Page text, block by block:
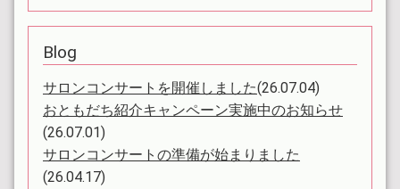
Blog
サロンコンサートを開催しました(26.07.04)
おともだち紹介キャンペーン実施中のお知らせ
(26.07.01)
サロンコンサートの準備が始まりました
(26.04.17)